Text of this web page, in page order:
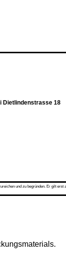
Dietlindenstrasse 18
und zu begründen. Er gilt